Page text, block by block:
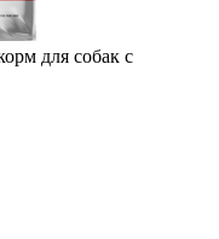
для собак с